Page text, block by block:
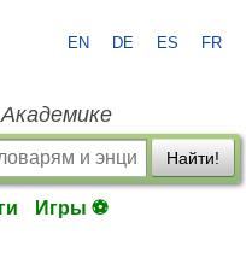
EN DE ES FR
Найти!
Игры ⚽